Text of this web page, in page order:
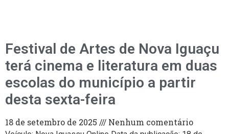
Festival de Artes de Nova Iguaçu
terá cinema e literatura em duas
escolas do município a partir
desta sexta-feira
18 de setembro de 2025 Nenhum comentário